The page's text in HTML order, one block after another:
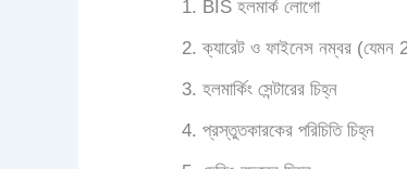
BIS হলমার্ক লোগো
ক্যারেট ও ফাইনেস নম্বর
হলমার্কিং সেন্টারের চিহ্ন
প্রস্তুতকারকের পরিচিতি চিহ্ন